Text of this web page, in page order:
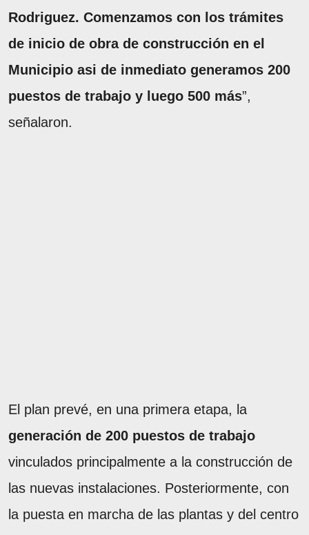
Rodriguez. Comenzamos con los trámites
de inicio de obra de construcción en el
Municipio asi de inmediato generamos 200
puestos de trabajo y luego 500 más”,
señalaron.
El plan prevé, en una primera etapa, la
generación de 200 puestos de trabajo
vinculados principalmente a la construcción de
las nuevas instalaciones. Posteriormente, con
la puesta en marcha de las plantas y del centro